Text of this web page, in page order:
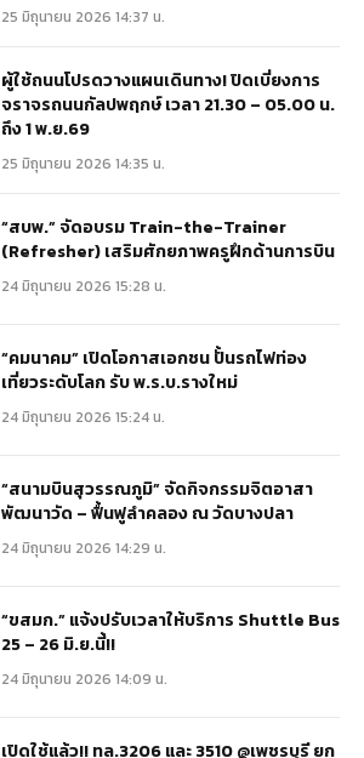
25 มิถุนายน 2026 14:37 น.
ผู้ใช้ถนนโปรดวางแผนเดินทาง! ปิดเบี่ยงการ
จราจรถนนกัลปพฤกษ์ เวลา 21.30 – 05.00 น.
ถึง 1 พ.ย.69
25 มิถุนายน 2026 14:35 น.
“สบพ.” จัดอบรม Train-the-Trainer
(Refresher) เสริมศักยภาพครูฝึกด้านการบิน
24 มิถุนายน 2026 15:28 น.
“คมนาคม” เปิดโอกาสเอกชน ปั้นรถไฟท่อง
เที่ยวระดับโลก รับ พ.ร.บ.รางใหม่
24 มิถุนายน 2026 15:24 น.
“สนามบินสุวรรณภูมิ” จัดกิจกรรมจิตอาสา
พัฒนาวัด – ฟื้นฟูลำคลอง ณ วัดบางปลา
24 มิถุนายน 2026 14:29 น.
“ขสมก.” แจ้งปรับเวลาให้บริการ Shuttle Bus
25 – 26 มิ.ย.นี้!!
24 มิถุนายน 2026 14:09 น.
เปิดใช้แล้ว!! ทล.3206 และ 3510 @เพชรบุรี ยก